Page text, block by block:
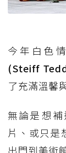
今年白色
(Steiff
了充滿溫馨
無論是想
片、或只是
出門到美術